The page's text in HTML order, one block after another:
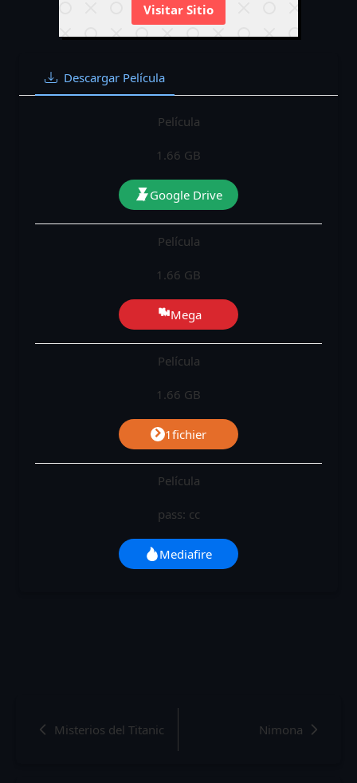
Visitar Sitio
Descargar Película
Película
1.66 GB
Google Drive
Película
1.66 GB
Mega
Película
1.66 GB
1fichier
Película
pass: cc
Mediafire
Misterios del Titanic Nimona